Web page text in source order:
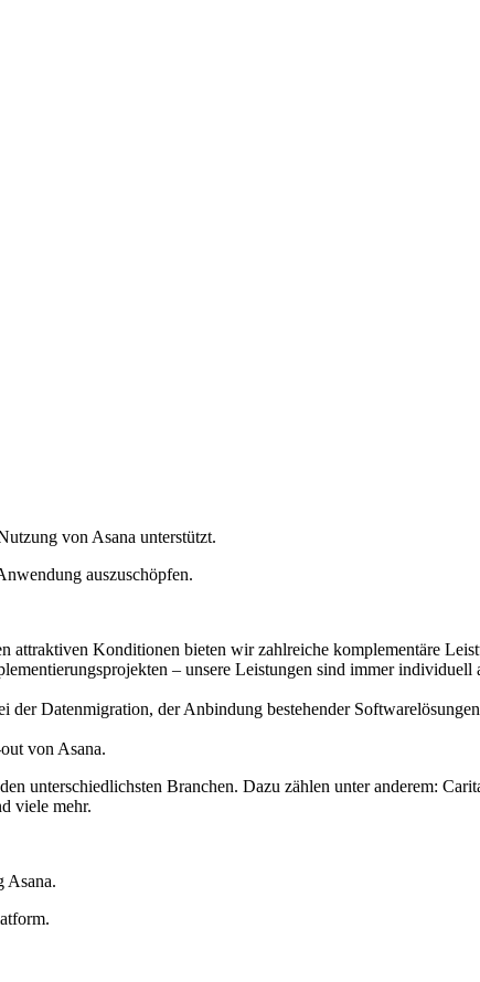
von Asana unterstützt.
auszuschöpfen.
attraktiven Konditionen bieten wir zahlreiche komplementäre
– unsere Leistungen sind immer individuell
Datenmigration, der Anbindung bestehender
von Asana.
unterschiedlichsten Branchen. Dazu zählen unter anderem:
viele mehr.
Asana.